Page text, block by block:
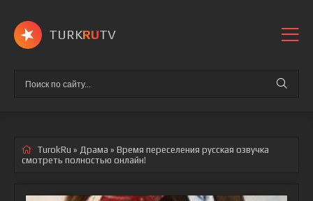
TURKRUTV
TurokRu » Драма » Время переселения русская озвучка
смотреть полностью онлайн!